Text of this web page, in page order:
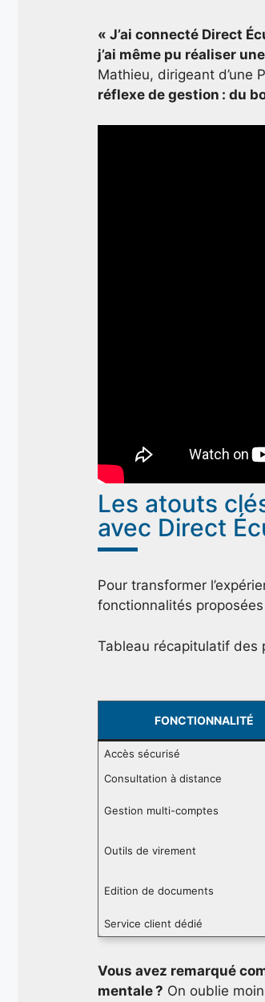
« J’ai connecté Direct
j’ai même pu réaliser
Mathieu, dirigeant d’une
réflexe de gestion : du
Les atouts
avec Direct
Pour transformer
fonctionnalités
Tableau récapitulatif des
FONCTIONNALITÉ
Accès sécurisé
Consultation à distance
Gestion multi-comptes
Outils de virement
Edition de documents
Service client dédié
Vous avez remarqué
mentale ? On oublie